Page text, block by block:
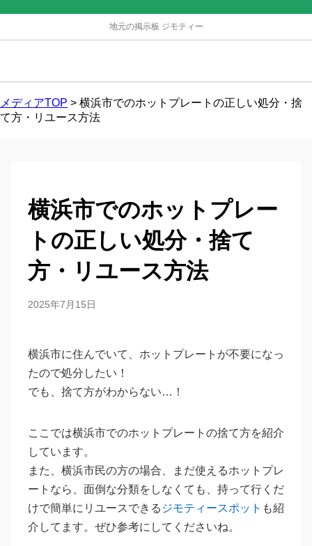
地元の掲示板 ジモティー
メディアTOP > 横浜市でのホットプレートの正しい処分・捨
て方・リユース方法
横浜市でのホットプレー
トの正しい処分・捨て
方・リユース方法
2025年7月15日
横浜市に住んでいて、ホットプレートが不要になっ
たので処分したい！
でも、捨て方がわからない…！
ここでは横浜市でのホットプレートの捨て方を紹介
しています。
また、横浜市民の方の場合、まだ使えるホットプレ
ートなら、面倒な分類をしなくても、持って行くだ
けで簡単にリユースできる ジモティースポット も紹
介してます。ぜひ参考にしてくださいね。